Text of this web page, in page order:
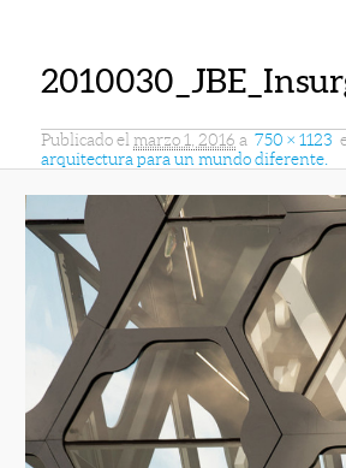
Publicado el marzo 1, 2016 a 750 × 1123
arquitectura para un mundo diferente.